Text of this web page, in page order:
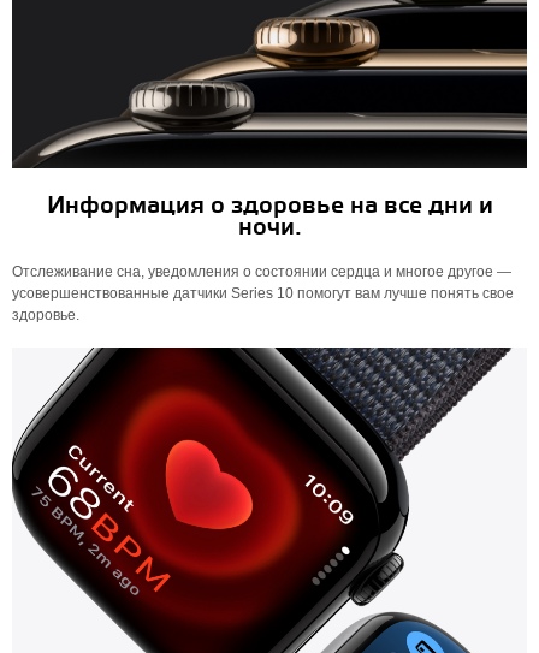
Информация о здоровье на все дни и
ночи.
Отслеживание сна, уведомления о состоянии сердца и многое другое —
усовершенствованные датчики Series 10 помогут вам лучше понять свое
здоровье.